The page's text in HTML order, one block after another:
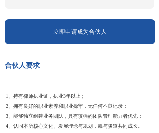
立即申请成为合伙人
合伙人要求
1、持有律师执业证，执业3年以上；
2、拥有良好的职业素养和职业操守，无任何不良记录；
3、能够独立组建业务团队，具有较强的团队管理能力者优先；
4、认同本所核心文化、发展理念与规划，愿与骏道共同成长。